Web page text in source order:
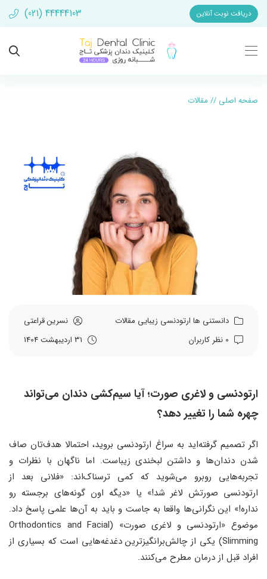
دریافت نوبت آنلاین (021) 44444103
صفحه اصلی // مقالات
دانستنی ها ارتودنسی زیبایی مقالات
نسرین قراعتی
ارتودنسی و لاغری صورت؛ آیا سیم‌کشی دندان می‌تواند
چهره شما را تغییر دهد؟
اگر تصمیم گرفته‌اید به سراغ ارتودنسی بروید، احتمالا هدف‌تان صاف
شدن دندان‌ها و داشتن لبخندی زیباست. اما ناگهان با نظرات و
تجربه‌هایی روبرو می‌شوید که کمی ترسناک‌اند: «فلانی بعد از
ارتودنسی صورتش لاغر شد!» یا «دیگه اون گونه‌های برجسته رو
نداره!» این نگرانی‌ها واقعا به جاست و باید به آن‌ها علمی پاسخ داد.
موضوع «ارتودنسی و لاغری صورت» (Orthodontics and Facial
Slimming) یکی از چالش‌برانگیزترین دغدغه‌هایی است که بسیاری از
افراد قبل از درمان مطرح می‌کنند.